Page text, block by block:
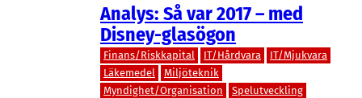
Analys: Så var 2017 – med
Disney-glasögon
Finans/Riskkapital IT/Hårdvara
IT/Mjukvara
Läkemedel
Miljöteknik
Myndighet/Organisation
Spelutveckling